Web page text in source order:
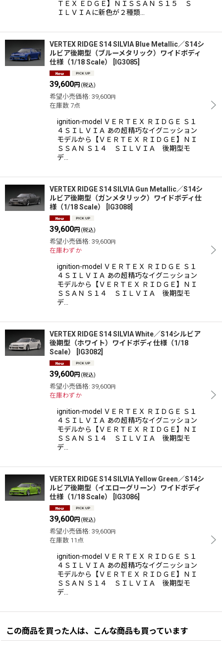
ＴＥＸ ＥＤＧＥ】ＮＩＳＳＡＮ Ｓ１５ Ｓ
ＩＬＶＩＡに新色が２種類…
VERTEX RIDGE S14 SILVIA Blue Metallic／S14シ
ルビア後期型（ブルーメタリック）ワイドボディ
仕様（1/18 Scale）
IG3085
39,600円 (税込)
希望小売価格: 39,600円
在庫数 7点
ignition-model ＶＥＲＴＥＸ ＲＩＤＧＥ Ｓ１
４ＳＩＬＶＩＡ あの超精巧なイグニッション
モデルから【ＶＥＲＴＥＸ ＲＩＤＧＥ】ＮＩ
ＳＳＡＮ Ｓ１４ ＳＩＬＶＩＡ 後期型モ
デ…
VERTEX RIDGE S14 SILVIA Gun Metallic／S14シ
ルビア後期型（ガンメタリック）ワイドボディ仕
様（1/18 Scale）
IG3088
39,600円 (税込)
希望小売価格: 39,600円
在庫わずか
ignition-model ＶＥＲＴＥＸ ＲＩＤＧＥ Ｓ１
４ＳＩＬＶＩＡ あの超精巧なイグニッション
モデルから【ＶＥＲＴＥＸ ＲＩＤＧＥ】ＮＩ
ＳＳＡＮ Ｓ１４ ＳＩＬＶＩＡ 後期型モ
デ…
VERTEX RIDGE S14 SILVIA White／S14シルビア
後期型（ホワイト）ワイドボディ仕様（1/18
Scale）
IG3082
39,600円 (税込)
希望小売価格: 39,600円
在庫わずか
ignition-model ＶＥＲＴＥＸ ＲＩＤＧＥ Ｓ１
４ＳＩＬＶＩＡ あの超精巧なイグニッション
モデルから【ＶＥＲＴＥＸ ＲＩＤＧＥ】ＮＩ
ＳＳＡＮ Ｓ１４ ＳＩＬＶＩＡ 後期型モ
デ…
VERTEX RIDGE S14 SILVIA Yellow Green／S14シ
ルビア後期型（イエローグリーン）ワイドボディ
仕様（1/18 Scale）
IG3086
39,600円 (税込)
希望小売価格: 39,600円
在庫数 11点
ignition-model ＶＥＲＴＥＸ ＲＩＤＧＥ Ｓ１
４ＳＩＬＶＩＡ あの超精巧なイグニッション
モデルから【ＶＥＲＴＥＸ ＲＩＤＧＥ】ＮＩ
ＳＳＡＮ Ｓ１４ ＳＩＬＶＩＡ 後期型モ
デ…
この商品を買った人は、こんな商品も買っています